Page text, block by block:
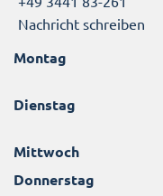
Nachricht schreiben
Montag
Dienstag
Mittwoch
Donnerstag